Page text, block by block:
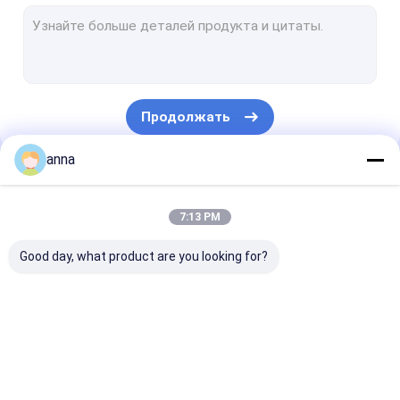
Промышленный экран касания
Экран касания TFT емкостный
Экран касания TFT сопротивляющийся
Продолжать
Наши Категории
anna
7:13 PM
Good day, what product are you looking for?